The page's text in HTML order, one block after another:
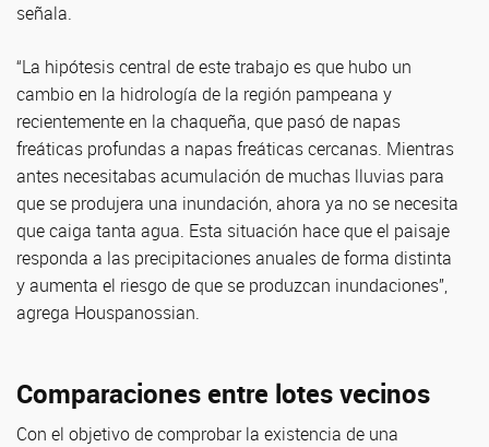
señala.
“La hipótesis central de este trabajo es que hubo un
cambio en la hidrología de la región pampeana y
recientemente en la chaqueña, que pasó de napas
freáticas profundas a napas freáticas cercanas. Mientras
antes necesitabas acumulación de muchas lluvias para
que se produjera una inundación, ahora ya no se necesita
que caiga tanta agua. Esta situación hace que el paisaje
responda a las precipitaciones anuales de forma distinta
y aumenta el riesgo de que se produzcan inundaciones”,
agrega Houspanossian.
Comparaciones entre lotes vecinos
Con el objetivo de comprobar la existencia de una